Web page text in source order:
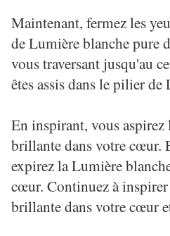
Maintenant, fermez les
de Lumière blanche pure
vous traversant jusqu'au
êtes assis dans le pilier de
En inspirant, vous
brillante dans votre cœur.
expirez la Lumière
cœur. Continuez à
brillante dans votre cœur